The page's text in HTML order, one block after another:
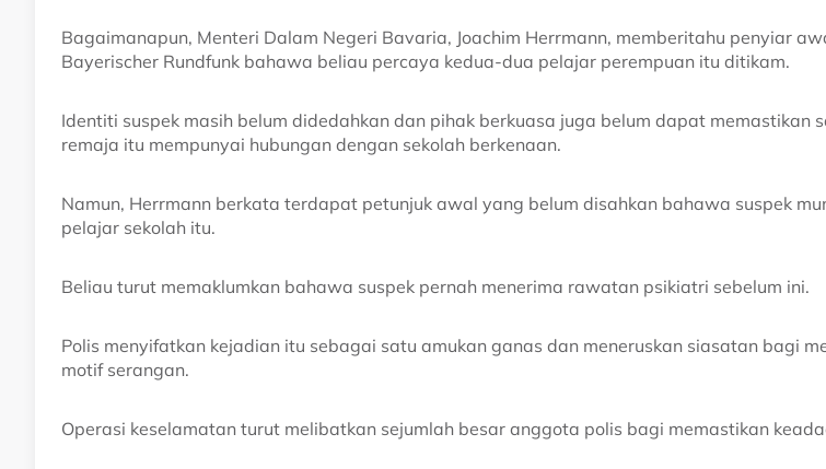
Bagaimanapun, Menteri Dalam Negeri Bavaria, Joachim Herrmann, memberitahu penyiar
Bayerischer Rundfunk bahawa beliau percaya kedua-dua pelajar perempuan itu ditikam.
Identiti suspek masih belum didedahkan dan pihak berkuasa juga belum dapat memastikan
remaja itu mempunyai hubungan dengan sekolah berkenaan.
Namun, Herrmann berkata terdapat petunjuk awal yang belum disahkan bahawa suspek
pelajar sekolah itu.
Beliau turut memaklumkan bahawa suspek pernah menerima rawatan psikiatri sebelum ini.
Polis menyifatkan kejadian itu sebagai satu amukan ganas dan meneruskan siasatan bagi
motif serangan.
Operasi keselamatan turut melibatkan sejumlah besar anggota polis bagi memastikan